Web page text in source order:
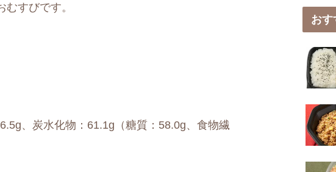
すびです。
、炭水化物：61.1g（糖質：58.0g、食物繊
おす